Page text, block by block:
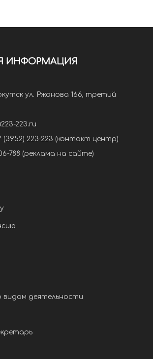
ИНФОРМАЦИЯ
ул. Ржанова 166, третий
223.ru
(3952) 223-223 (контакт центр)
788 (реклама на сайте)
деятельности